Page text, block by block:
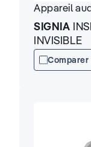
Appareil
SIGNIA
INVISIBLE
Comparer